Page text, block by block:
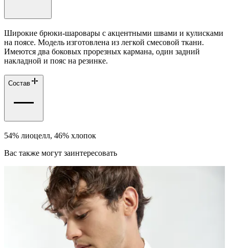
Широкие брюки-шаровары с акцентными швами и кулисками
на поясе. Модель изготовлена из легкой смесовой ткани.
Имеются два боковых прорезных кармана, один задний
накладной и пояс на резинке.
Состав
54% лиоцелл, 46% хлопок
Вас также могут заинтересовать